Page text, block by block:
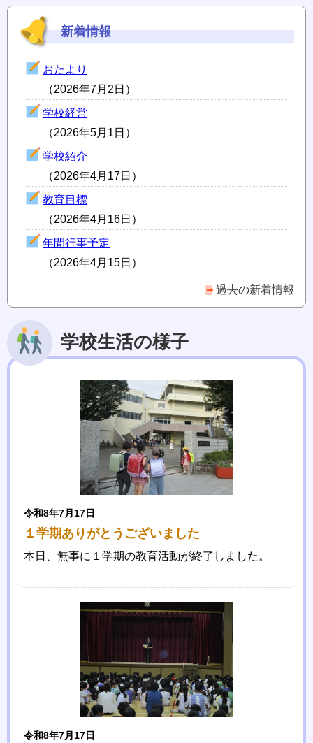
新着情報
おたより
（2026年7月2日）
学校経営
（2026年5月1日）
学校紹介
（2026年4月17日）
教育目標
（2026年4月16日）
年間行事予定
（2026年4月15日）
過去の新着情報
学校生活の様子
令和8年7月17日
１学期ありがとうございました
本日、無事に１学期の教育活動が終了しました。
令和8年7月17日